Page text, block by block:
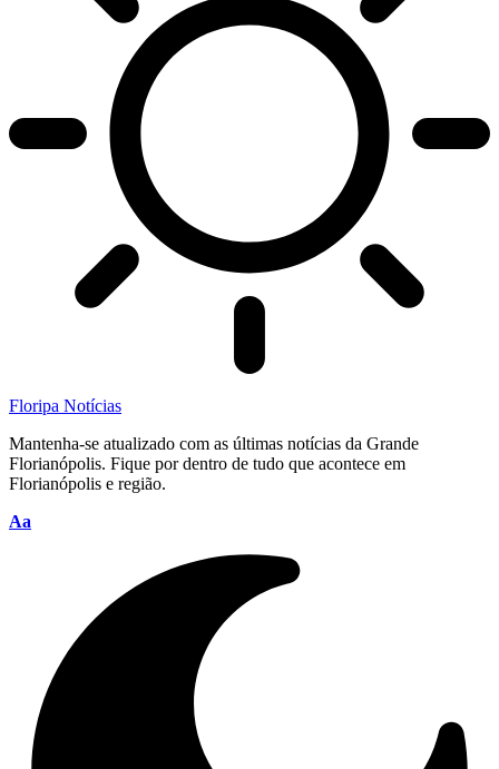
Floripa Notícias
Mantenha-se atualizado com as últimas notícias da Grande
Florianópolis. Fique por dentro de tudo que acontece em
Florianópolis e região.
Font
Aa